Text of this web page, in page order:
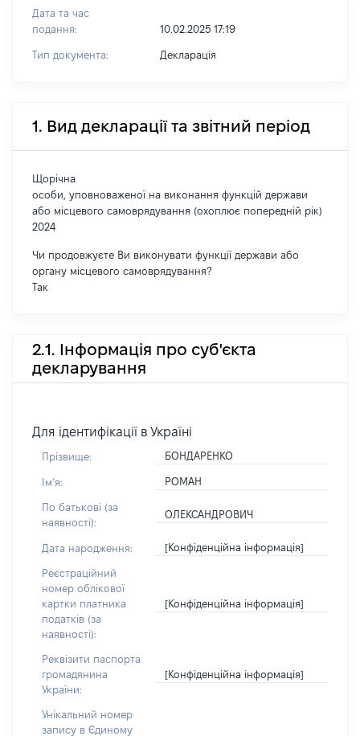
Дата та час
подання:
10.02.2025 17:19
Тип документа: Декларація
1. Вид декларації та звітний період
Щорічна
особи, уповноваженої на виконання функцій держави
або місцевого самоврядування (охоплює попередній рік)
2024
Чи продовжуєте Ви виконувати функції держави або
органу місцевого самоврядування?
Так
2.1. Інформація про суб'єкта
декларування
Для ідентифікації в Україні
Прізвище: БОНДАРЕНКО
Імʼя: РОМАН
По батькові (за
наявності):
ОЛЕКСАНДРОВИЧ
Дата народження: [Конфіденційна інформація]
Реєстраційний
номер облікової
картки платника
податків (за
наявності):
[Конфіденційна інформація]
Реквізити паспорта
громадянина
України:
[Конфіденційна інформація]
Унікальний номер
запису в Єдиному